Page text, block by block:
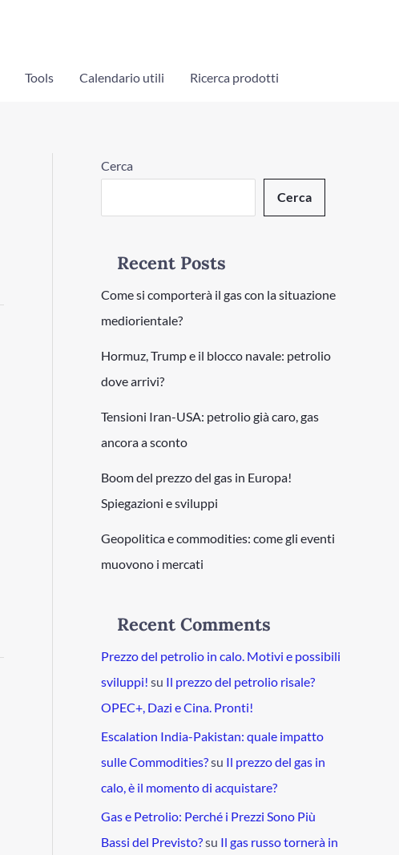
Tools Calendario utili Ricerca prodotti
Cerca
Cerca
Recent Posts
Come si comporterà il gas con la situazione
mediorientale?
Hormuz, Trump e il blocco navale: petrolio
dove arrivi?
Tensioni Iran-USA: petrolio già caro, gas
ancora a sconto
Boom del prezzo del gas in Europa!
Spiegazioni e sviluppi
Geopolitica e commodities: come gli eventi
muovono i mercati
Recent Comments
Prezzo del petrolio in calo. Motivi e possibili
sviluppi! su Il prezzo del petrolio risale?
OPEC+, Dazi e Cina. Pronti!
Escalation India-Pakistan: quale impatto
sulle Commodities?su Il prezzo del gas in
calo, è il momento di acquistare?
Gas e Petrolio: Perché i Prezzi Sono Più
Bassi del Previsto?su Il gas russo tornerà in